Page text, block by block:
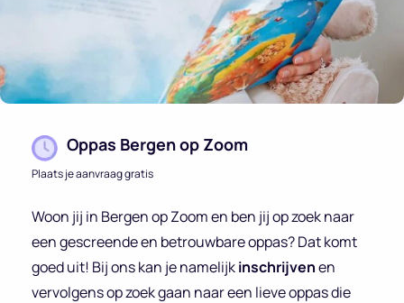
Oppas Bergen op Zoom
Plaats je aanvraag gratis
Woon jij in Bergen op Zoom en ben jij op zoek naar
een gescreende en betrouwbare oppas? Dat komt
goed uit! Bij ons kan je namelijkinschrijvenen
vervolgens op zoek gaan naar een lieve oppas die